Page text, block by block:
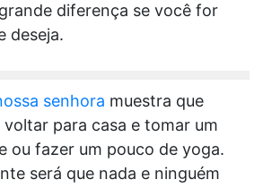
diferença se você for
deseja.
senhora muestra que
para casa e tomar um
ou fazer um pouco de yoga.
será que nada e ninguém